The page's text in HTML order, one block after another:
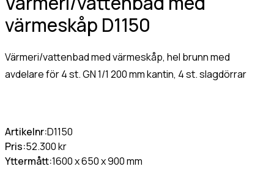
värmeskåp D1150
Värmeri/vattenbad med värmeskåp, hel brunn med
avdelare för 4 st. GN 1/1 200 mm kantin, 4 st. slagdörrar
Artikelnr:D1150
Pris:52.300 kr
Yttermått:1600 x 650 x 900 mm
som
(Obligatoriskt)
(Obligatoriskt)
Värmeskåp med slagdörr
Värmeskåp/Hurts i kombination
Vattenbad på stativ, slät underhylla
Vattenbad för infällnad/inbyggnad
Värmevagnar
Värmehäll
Hamburgervärmeri
Utlämningshylla